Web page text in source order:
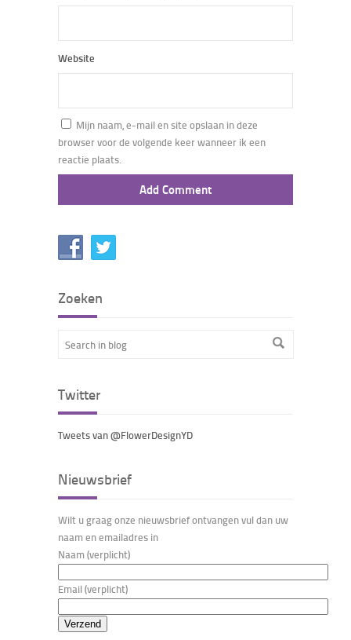
Website
Mijn naam, e-mail en site opslaan in deze
browser voor de volgende keer wanneer ik een
reactie plaats.
Zoeken
Twitter
Tweets van @FlowerDesignYD
Nieuwsbrief
Wilt u graag onze nieuwsbrief ontvangen vul dan uw
naam en emailadres in
Naam (verplicht)
Email (verplicht)